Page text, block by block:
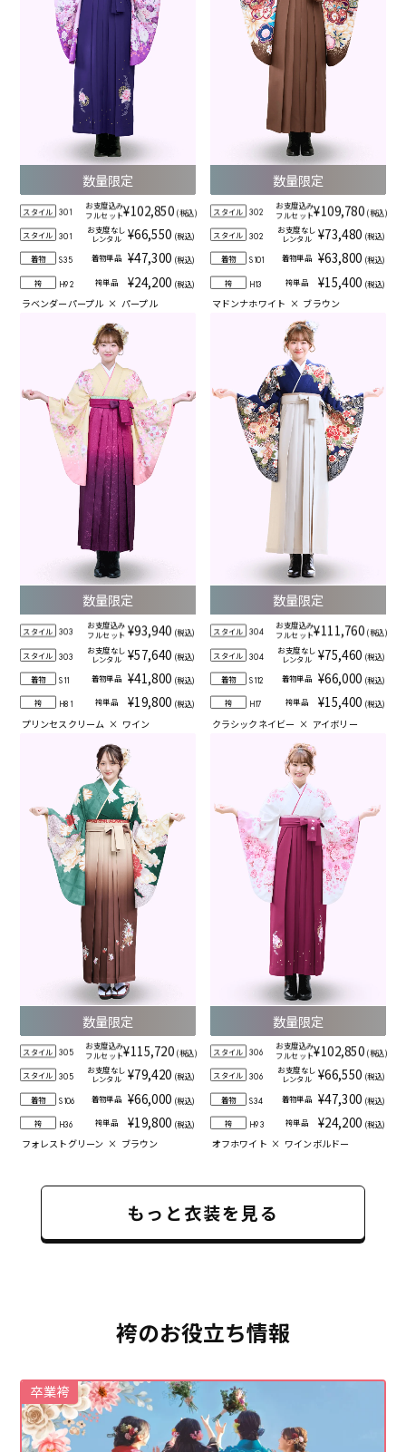
数量限定
スタイル 301
お支度込み
フルセット¥102,850 (税込)
スタイル 301
お支度なし
レンタル
¥66,550 (税込)
着物 S35 着物単品 ¥47,300 (税込)
袴 H92 袴単品 ¥24,200 (税込)
ラベンダーパープル × パープル
数量限定
スタイル 302
お支度込み
フルセット¥109,780 (税込)
スタイル 302
お支度なし
レンタル ¥73,480 (税込)
着物 S101 着物単品 ¥63,800 (税込)
袴 H13 袴単品 ¥15,400 (税込)
マドンナホワイト × ブラウン
数量限定
スタイル 303
お支度込み
フルセット ¥93,940 (税込)
スタイル 303
お支度なし
レンタル
¥57,640 (税込)
着物 S11 着物単品 ¥41,800 (税込)
袴 H81 袴単品 ¥19,800 (税込)
プリンセスクリーム × ワイン
数量限定
スタイル 304
お支度込み
フルセット¥111,760 (税込)
スタイル 304
お支度なし
レンタル ¥75,460 (税込)
着物 S112 着物単品 ¥66,000 (税込)
袴 H17 袴単品 ¥15,400 (税込)
クラシックネイビー × アイボリー
数量限定
スタイル 305
お支度込み
フルセット¥115,720 (税込)
スタイル 305
お支度なし
レンタル
¥79,420 (税込)
着物 S106 着物単品 ¥66,000 (税込)
袴 H36 袴単品 ¥19,800 (税込)
フォレストグリーン × ブラウン
数量限定
スタイル 306
お支度込み
フルセット¥102,850 (税込)
スタイル 306
お支度なし
レンタル ¥66,550 (税込)
着物 S34 着物単品 ¥47,300 (税込)
袴 H93 袴単品 ¥24,200 (税込)
オフホワイト × ワインボルドー
もっと衣装を見る
袴のお役立ち情報
卒業袴